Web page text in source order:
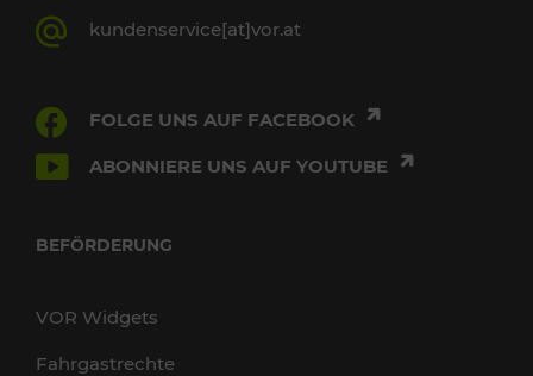
kundenservice[at]vor.at
FOLGE UNS AUF FACEBOOK
ABONNIERE UNS AUF YOUTUBE
BEFÖRDERUNG
VOR Widgets
Fahrgastrechte